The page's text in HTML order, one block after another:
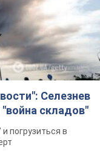
Селезнев
складов"
погрузиться в